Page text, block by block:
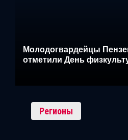
Молодогвардейцы
отметили День
Регионы